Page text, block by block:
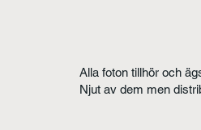
Alla foton tillhör och
Njut av dem men